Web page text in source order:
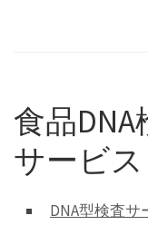
食品DNA
サービス
DNA型検査サ